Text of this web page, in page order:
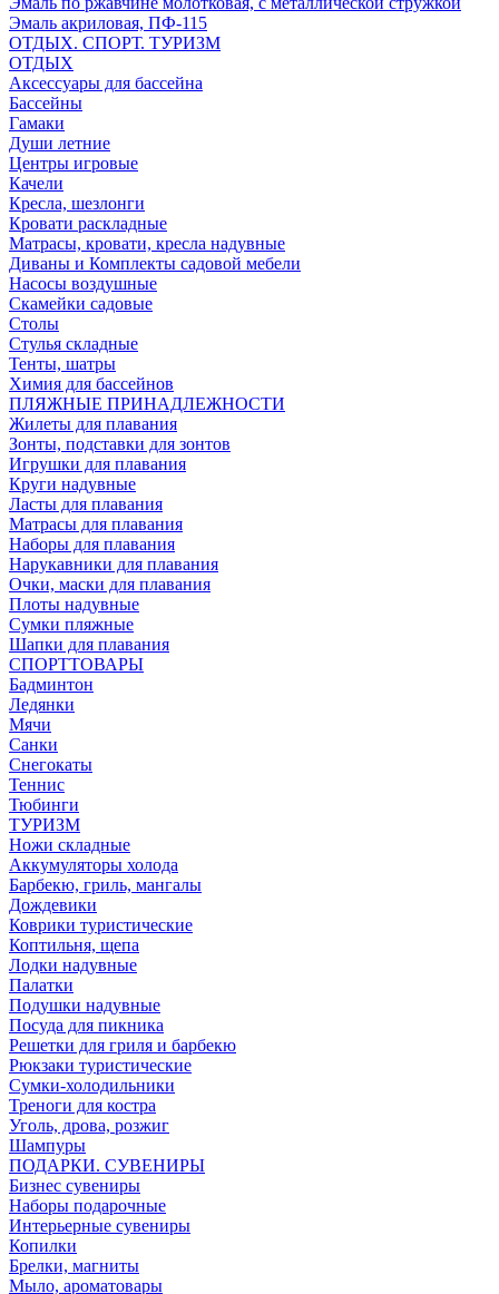
Эмаль акриловая, ПФ-115
ОТДЫХ. СПОРТ. ТУРИЗМ
ОТДЫХ
Аксессуары для бассейна
Бассейны
Гамаки
Души летние
Центры игровые
Качели
Кресла, шезлонги
Кровати раскладные
Матрасы, кровати, кресла надувные
Диваны и Комплекты садовой мебели
Насосы воздушные
Скамейки садовые
Столы
Стулья складные
Тенты, шатры
Химия для бассейнов
ПЛЯЖНЫЕ ПРИНАДЛЕЖНОСТИ
Жилеты для плавания
Зонты, подставки для зонтов
Игрушки для плавания
Круги надувные
Ласты для плавания
Матрасы для плавания
Наборы для плавания
Нарукавники для плавания
Очки, маски для плавания
Плоты надувные
Сумки пляжные
Шапки для плавания
СПОРТТОВАРЫ
Бадминтон
Ледянки
Мячи
Санки
Снегокаты
Теннис
Тюбинги
ТУРИЗМ
Ножи складные
Аккумуляторы холода
Барбекю, гриль, мангалы
Дождевики
Коврики туристические
Коптильня, щепа
Лодки надувные
Палатки
Подушки надувные
Посуда для пикника
Решетки для гриля и барбекю
Рюкзаки туристические
Сумки-холодильники
Треноги для костра
Уголь, дрова, розжиг
Шампуры
ПОДАРКИ. СУВЕНИРЫ
Бизнес сувениры
Наборы подарочные
Интерьерные сувениры
Копилки
Брелки, магниты
Мыло, ароматовары